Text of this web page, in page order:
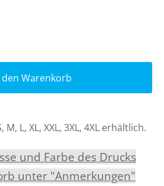
den Warenkorb
M, L, XL, XXL, 3XL, 4XL erhältlich.
und Farbe des Drucks
unter "Anmerkungen"